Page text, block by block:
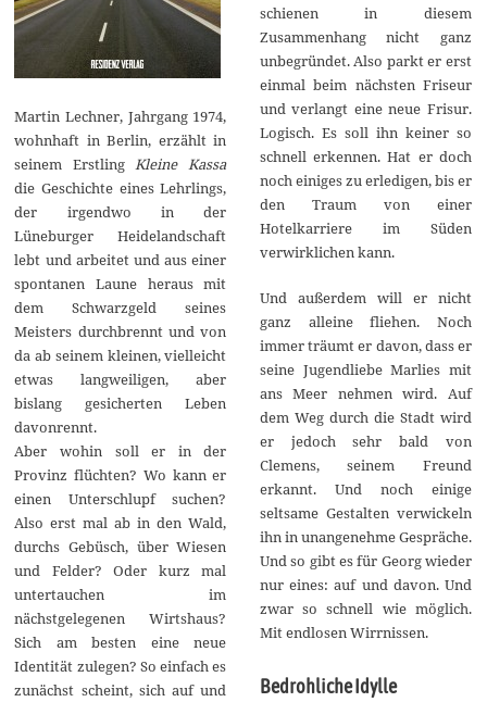
Martin Lechner, Jahrgang 1974,
wohnhaft in Berlin, erzählt in
seinem ErstlingKleine Kassa
die Geschichte eines Lehrlings,
der irgendwo in der
Lüneburger Heidelandschaft
lebt und arbeitet und aus einer
spontanen Laune heraus mit
dem Schwarzgeld seines
Meisters durchbrennt und von
da ab seinem kleinen, vielleicht
etwas langweiligen, aber
bislang gesicherten Leben
davonrennt.
Aber wohin soll er in der
Provinz flüchten? Wo kann er
einen Unterschlupf suchen?
Also erst mal ab in den Wald,
durchs Gebüsch, über Wiesen
und Felder? Oder kurz mal
untertauchen im
nächstgelegenen Wirtshaus?
Sich am besten eine neue
Identität zulegen? So einfach es
zunächst scheint, sich auf und
schienen in diesem
Zusammenhang nicht ganz
unbegründet. Also parkt er erst
einmal beim nächsten Friseur
und verlangt eine neue Frisur.
Logisch. Es soll ihn keiner so
schnell erkennen. Hat er doch
noch einiges zu erledigen, bis er
den Traum von einer
Hotelkarriere im Süden
verwirklichen kann.
Und außerdem will er nicht
ganz alleine fliehen. Noch
immer träumt er davon, dass er
seine Jugendliebe Marlies mit
ans Meer nehmen wird. Auf
dem Weg durch die Stadt wird
er jedoch sehr bald von
Clemens, seinem Freund
erkannt. Und noch einige
seltsame Gestalten verwickeln
ihn in unangenehme Gespräche.
Und so gibt es für Georg wieder
nur eines: auf und davon. Und
zwar so schnell wie möglich.
Mit endlosen Wirrnissen.
Bedrohliche Idylle